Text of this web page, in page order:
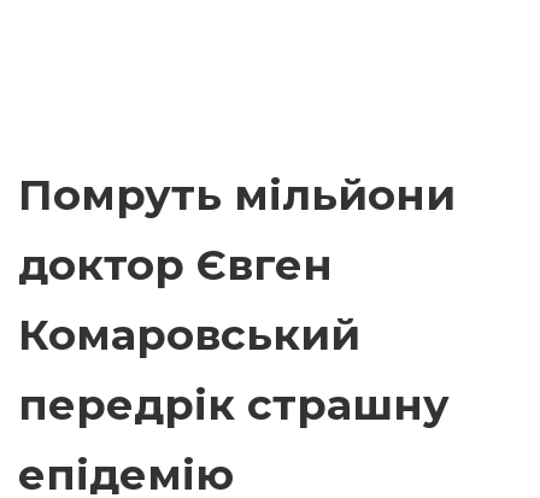
Помруть мільйони
доктор Євген
Комаровський
передрік страшну
епідемію